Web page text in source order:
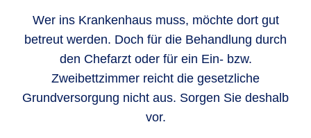
Wer ins Krankenhaus muss, möchte dort gut
betreut werden. Doch für die Behandlung durch
den Chefarzt oder für ein Ein- bzw.
Zweibettzimmer reicht die gesetzliche
Grundversorgung nicht aus. Sorgen Sie deshalb
vor.